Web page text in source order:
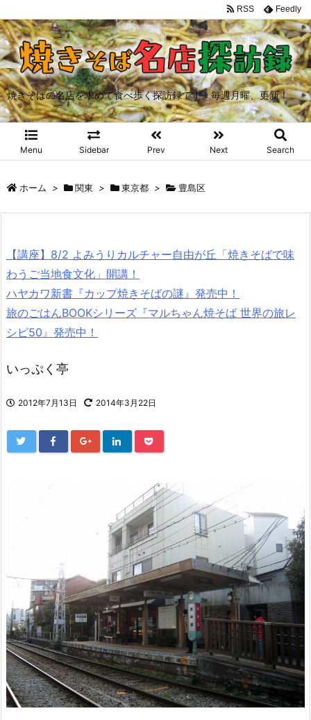
焼きそばの名店を求めて食べ歩く探訪録です。毎週月曜、更新！
Menu Sidebar Prev Next Search
RSS Feedly
ホーム > 関東 > 東京都 > 豊島区
【講座】8/2 よみうりカルチャー自由が丘「焼きそばで味
わうご当地食文化」開講！
ハヤカワ新書『カップ焼きそばの謎』発売中！
旅のごはんBOOKシリーズ『マルちゃん焼そば 世界の旅レ
シピ50』発売中！
いっぷく亭
2012年7月13日 2014年3月22日